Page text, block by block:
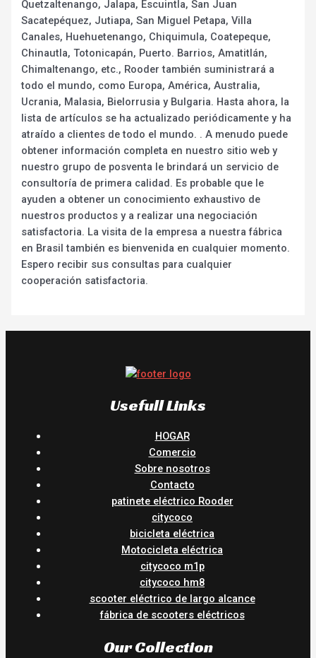
Quetzaltenango, Jalapa, Escuintla, San Juan
Sacatepéquez, Jutiapa, San Miguel Petapa, Villa
Canales, Huehuetenango, Chiquimula, Coatepeque,
Chinautla, Totonicapán, Puerto. Barrios, Amatitlán,
Chimaltenango, etc., Rooder también suministrará a
todo el mundo, como Europa, América, Australia,
Ucrania, Malasia, Bielorrusia y Bulgaria. Hasta ahora, la
lista de artículos se ha actualizado periódicamente y ha
atraído a clientes de todo el mundo. . A menudo puede
obtener información completa en nuestro sitio web y
nuestro grupo de posventa le brindará un servicio de
consultoría de primera calidad. Es probable que le
ayuden a obtener un conocimiento exhaustivo de
nuestros productos y a realizar una negociación
satisfactoria. La visita de la empresa a nuestra fábrica
en Brasil también es bienvenida en cualquier momento.
Espero recibir sus consultas para cualquier
cooperación satisfactoria.
Usefull Links
HOGAR
Comercio
Sobre nosotros
Contacto
patinete eléctrico Rooder
citycoco
bicicleta eléctrica
Motocicleta eléctrica
citycoco m1p
citycoco hm8
scooter eléctrico de largo alcance
fábrica de scooters eléctricos
Our Collection